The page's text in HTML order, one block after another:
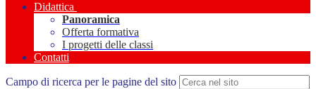
Didattica
Panoramica
Offerta formativa
I progetti delle classi
Contatti
Campo di ricerca per le pagine del sito